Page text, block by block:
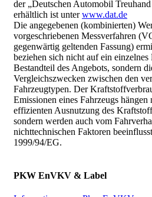
der „Deutschen Automobil
erhältlich ist unterwww.dat.de
Die angegebenen (kombinierten)
vorgeschriebenen Messverfahren
gegenwärtig geltenden Fassung)
beziehen sich nicht auf ein
Bestandteil des Angebots, sondern
Vergleichszwecken zwischen den
Fahrzeugtypen. Der
Emissionen eines Fahrzeugs
effizienten Ausnutzung des
sondern werden auch vom
nichttechnischen Faktoren
1999/94/EG.
PKW EnVKV & Label